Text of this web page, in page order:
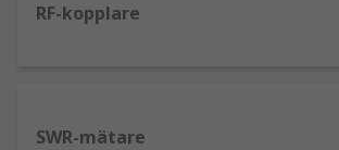
RF-kopplare
SWR-mätare